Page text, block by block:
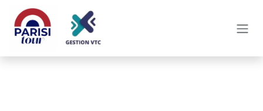
Skip to Content